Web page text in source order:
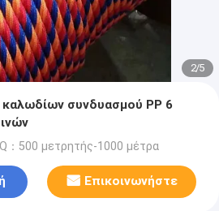
2/5
καλωδίων συνδυασμού PP 6
：500 μετρητής-1000 μέτρα
Επικοινωνήστε